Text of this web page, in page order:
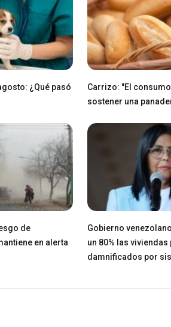
¿Qué pasó
Carrizo: "El
sostener una
de
en alerta
Gobierno
un 80% las viviendas
damnificados por